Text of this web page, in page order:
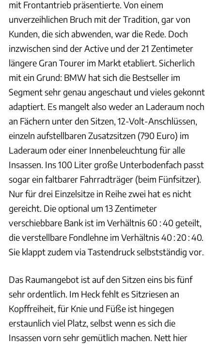
mit Frontantrieb präsentierte. Von einem
unverzeihlichen Bruch mit der Tradition, gar von
Kunden, die sich abwenden, war die Rede. Doch
inzwischen sind der Active und der 21 Zentimeter
längere Gran Tourer im Markt etabliert. Sicherlich
mit ein Grund: BMW hat sich die Bestseller im
Segment sehr genau angeschaut und vieles gekonnt
adaptiert. Es mangelt also weder an Laderaum noch
an Fächern unter den Sitzen, 12-Volt-Anschlüssen,
einzeln aufstellbaren Zusatzsitzen (790 Euro) im
Laderaum oder einer Innenbeleuchtung für alle
Insassen. Ins 100 Liter große Unterbodenfach passt
sogar ein faltbarer Fahrradträger (beim Fünfsitzer).
Nur für drei Einzelsitze in Reihe zwei hat es nicht
gereicht. Die optional um 13 Zentimeter
verschiebbare Bank ist im Verhältnis 60 : 40 geteilt,
die verstellbare Fondlehne im Verhältnis 40 : 20 : 40.
Sie klappt zudem via Tastendruck selbstständig vor.
Das Raumangebot ist auf den Sitzen eins bis fünf
sehr ordentlich. Im Heck fehlt es Sitzriesen an
Kopffreiheit, für Knie und Füße ist hingegen
erstaunlich viel Platz, selbst wenn es sich die
Insassen vorn sehr gemütlich machen. Nett hier